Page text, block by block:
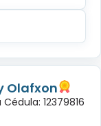
Olafxon
12379816